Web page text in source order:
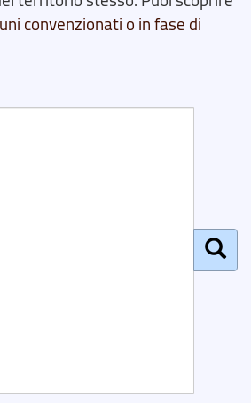
convenzionati o in fase di